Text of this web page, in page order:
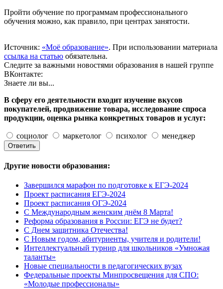
Пройти обучение по программам профессионального
обучения можно, как правило, при центрах занятости.
Источник: «Моё образование». При использовании материала
ссылка на статью обязательна.
Следите за важными новостями образования в нашей группе
ВКонтакте:
Знаете ли вы...
В сферу его деятельности входит изучение вкусов
покупателей, продвижение товара, исследование спроса
продукции, оценка рынка конкретных товаров и услуг:
социолог маркетолог психолог менеджер
Другие новости образования:
Завершился марафон по подготовке к ЕГЭ-2024
Проект расписания ЕГЭ-2024
Проект расписания ОГЭ-2024
С Международным женским днём 8 Марта!
Реформа образования в России: ЕГЭ не будет?
С Днем защитника Отечества!
С Новым годом, абитуриенты, учителя и родители!
Интеллектуальный турнир для школьников «Умножая
таланты»
Новые специальности в педагогических вузах
Федеральные проекты Минпросвещения для СПО:
«Молодые профессионалы»